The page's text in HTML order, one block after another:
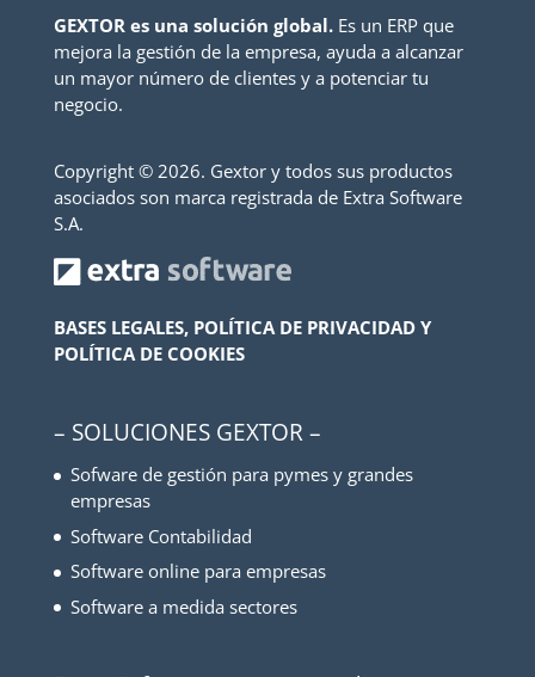
GEXTOR es una solución global.Es un ERP que
mejora la gestión de la empresa, ayuda a alcanzar
un mayor número de clientes y a potenciar tu
negocio.
Copyright © 2026. Gextor y todos sus productos
asociados son marca registrada de Extra Software
S.A.
BASES LEGALES, POLÍTICA DE PRIVACIDAD Y
POLÍTICA DE COOKIES
– SOLUCIONES GEXTOR –
Sofware de gestión para pymes y grandes
empresas
Software Contabilidad
Software online para empresas
Software a medida sectores